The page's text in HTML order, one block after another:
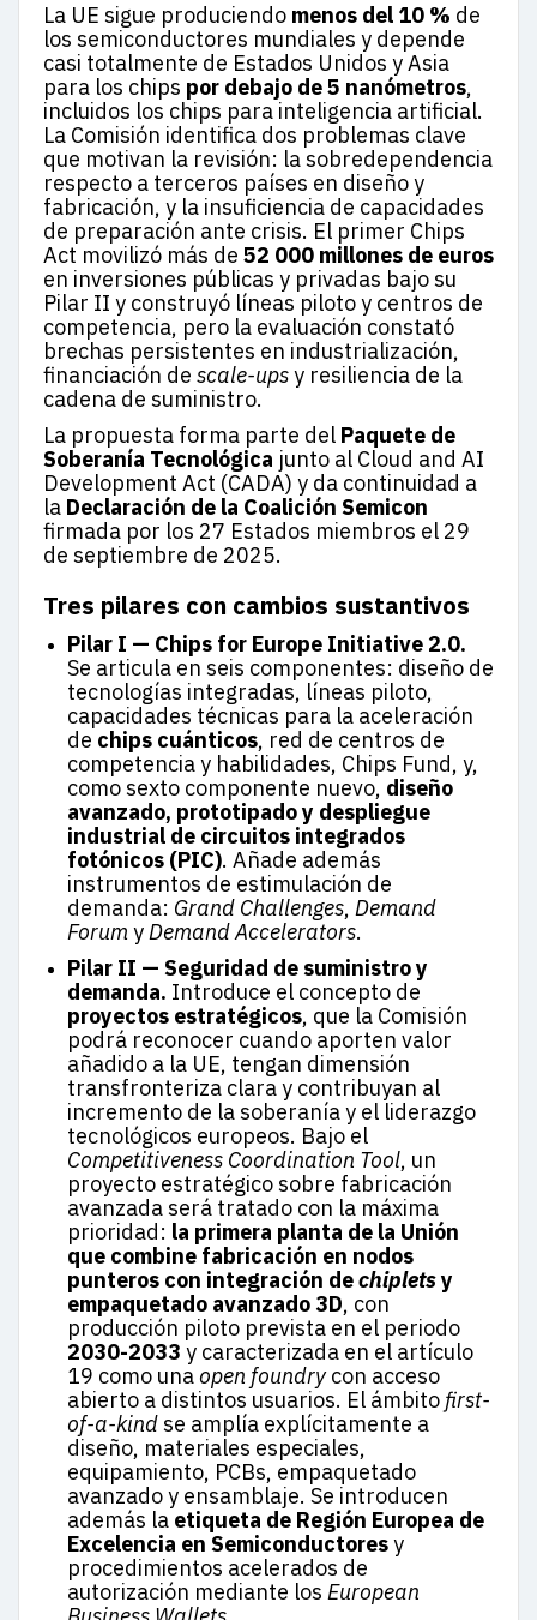
La UE sigue produciendo menos del 10 % de
los semiconductores mundiales y depende
casi totalmente de Estados Unidos y Asia
para los chips por debajo de 5 nanómetros,
incluidos los chips para inteligencia artificial.
La Comisión identifica dos problemas clave
que motivan la revisión: la sobredependencia
respecto a terceros países en diseño y
fabricación, y la insuficiencia de capacidades
de preparación ante crisis. El primer Chips
Act movilizó más de 52 000 millones de euros
en inversiones públicas y privadas bajo su
Pilar II y construyó líneas piloto y centros de
competencia, pero la evaluación constató
brechas persistentes en industrialización,
financiación de scale-upsy resiliencia de la
cadena de suministro.
La propuesta forma parte del Paquete de
Soberanía Tecnológica junto al Cloud and AI
Development Act (CADA) y da continuidad a
la Declaración de la Coalición Semicon
firmada por los 27 Estados miembros el 29
de septiembre de 2025.
Tres pilares con cambios sustantivos
Pilar I — Chips for Europe Initiative 2.0.
Se articula en seis componentes: diseño de
tecnologías integradas, líneas piloto,
capacidades técnicas para la aceleración
de chips cuánticos, red de centros de
competencia y habilidades, Chips Fund, y,
como sexto componente nuevo, diseño
avanzado, prototipado y despliegue
industrial de circuitos integrados
fotónicos (PIC). Añade además
instrumentos de estimulación de
demanda: Grand Challenges, Demand
Forum yDemand Accelerators.
Pilar II — Seguridad de suministro y
demanda. Introduce el concepto de
proyectos estratégicos, que la Comisión
podrá reconocer cuando aporten valor
añadido a la UE, tengan dimensión
transfronteriza clara y contribuyan al
incremento de la soberanía y el liderazgo
tecnológicos europeos. Bajo el
Competitiveness Coordination Tool, un
proyecto estratégico sobre fabricación
avanzada será tratado con la máxima
prioridad: la primera planta de la Unión
que combine fabricación en nodos
punteros con integración dechipletsy
empaquetado avanzado 3D, con
producción piloto prevista en el periodo
2030-2033 y caracterizada en el artículo
19 como una open foundrycon acceso
abierto a distintos usuarios. El ámbito first-
of-a-kindse amplía explícitamente a
diseño, materiales especiales,
equipamiento, PCBs, empaquetado
avanzado y ensamblaje. Se introducen
además la etiqueta de Región Europea de
Excelencia en Semiconductoresy
procedimientos acelerados de
autorización mediante los European